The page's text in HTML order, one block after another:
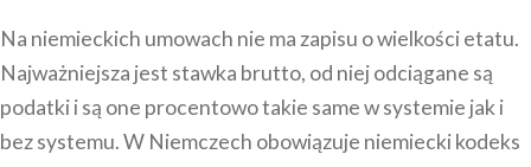
Na niemieckich umowach nie ma zapisu o wielkości etatu.
Najważniejsza jest stawka brutto, od niej odciągane są
podatki i są one procentowo takie same w systemie jak i
bez systemu. W Niemczech obowiązuje niemiecki kodeks